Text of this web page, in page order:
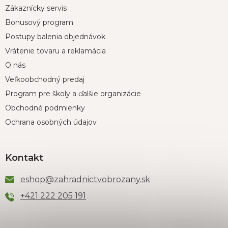
Zákaznícky servis
Bonusový program
Postupy balenia objednávok
Vrátenie tovaru a reklamácia
O nás
Veľkoobchodný predaj
Program pre školy a ďalšie organizácie
Obchodné podmienky
Ochrana osobných údajov
Kontakt
eshop@zahradnictvobrozany.sk
+421 222 205 191